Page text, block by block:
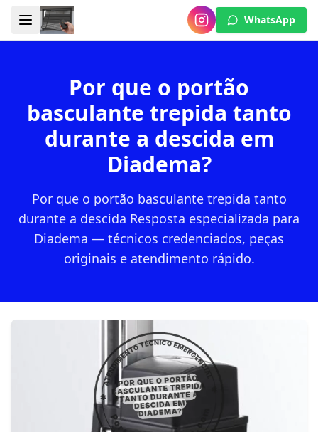
WhatsApp
Por que o portão
basculante trepida tanto
durante a descida em
Diadema?
Por que o portão basculante trepida tanto
durante a descida Resposta especializada para
Diadema — técnicos credenciados, peças
originais e atendimento rápido.